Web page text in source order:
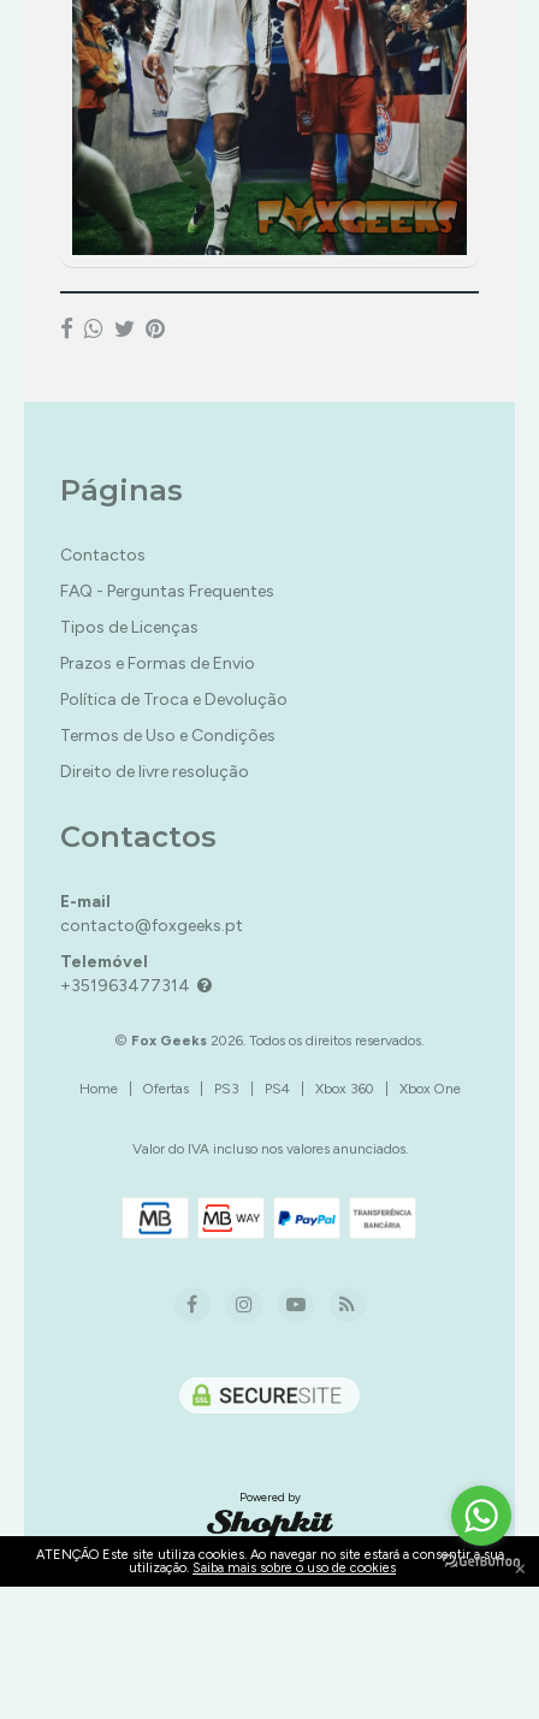
Páginas
Contactos
FAQ - Perguntas Frequentes
Tipos de Licenças
Prazos e Formas de Envio
Política de Troca e Devolução
Termos de Uso e Condições
Direito de livre resolução
Contactos
E-mail
contacto@foxgeeks.pt
Telemóvel
+351963477314
© Fox Geeks 2026. Todos os direitos reservados.
Home| Ofertas| PS3 PS4| Xbox 360 Xbox One
Valor do IVA incluso nos valores anunciados.
Powered by
ATENÇÃO Este site utiliza cookies. Ao navegar no site estará a consentir a sua
utilização. Saiba mais sobre o uso de cookies ×